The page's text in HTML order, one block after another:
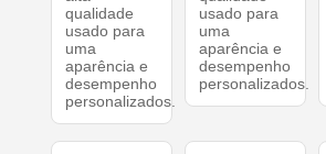
qualidade
usado para
uma
aparência e
desempenho
personalizados.
usado para
uma
aparência e
desempenho
personalizados.